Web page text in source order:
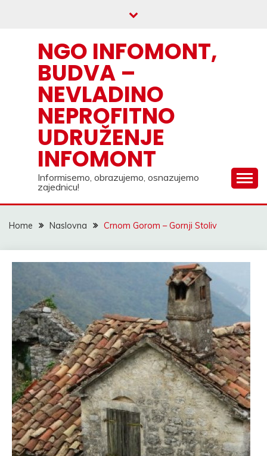
NGO INFOMONT,
BUDVA –
NEVLADINO
NEPROFITNO
UDRUŽENJE
INFOMONT
Informisemo, obrazujemo, osnazujemo
zajednicu!
Home Naslovna Crnom Gorom – Gornji Stoliv